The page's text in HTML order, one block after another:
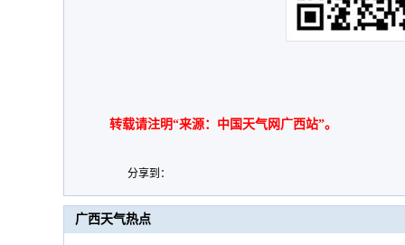
转载请注明“来源：中国天气网广西站”。
分享到：
广西天气热点